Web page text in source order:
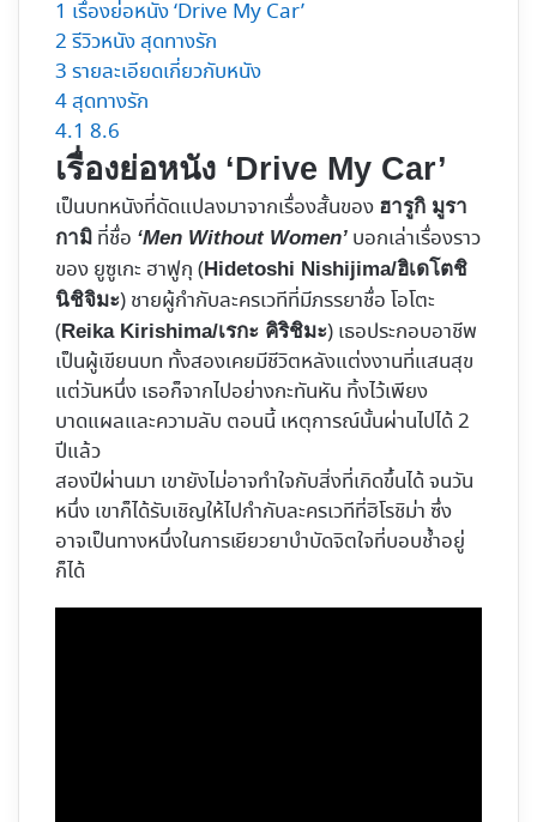
1 เรื่องย่อหนัง ‘Drive My Car’
2 รีวิวหนัง สุดทางรัก
3 รายละเอียดเกี่ยวกับหนัง
4สุดทางรัก
4.1 8.6
เรื่องย่อหนัง ‘Drive My Car’
เป็นบทหนังที่ดัดแปลงมาจากเรื่องสั้นของ ฮารูกิ มูรา
กามิ ที่ชื่อ ‘Men Without Women’ บอกเล่าเรื่องราว
ของ ยูซูเกะ ฮาฟูกุ (Hidetoshi Nishijima/ฮิเดโตชิ
นิชิจิมะ) ชายผู้กำกับละครเวทีที่มีภรรยาชื่อ โอโตะ
(Reika Kirishima/เรกะ คิริชิมะ) เธอประกอบอาชีพ
เป็นผู้เขียนบท ทั้งสองเคยมีชีวิตหลังแต่งงานที่แสนสุข
แต่วันหนึ่ง เธอก็จากไปอย่างกะทันหัน ทิ้งไว้เพียง
บาดแผลและความลับ ตอนนี้ เหตุการณ์นั้นผ่านไปได้ 2
ปีแล้ว
สองปีผ่านมา เขายังไม่อาจทำใจกับสิ่งที่เกิดขึ้นได้ จนวัน
หนึ่ง เขาก็ได้รับเชิญให้ไปกำกับละครเวทีที่ฮิโรชิม่า ซึ่ง
อาจเป็นทางหนึ่งในการเยียวยาบำบัดจิตใจที่บอบช้ำอยู่
ก็ได้